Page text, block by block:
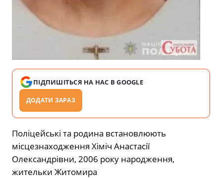
ПІДПИШІТЬСЯ НА НАС В GOOGLE
ДОДАТИ ЗАРАЗ
Поліцейські та родина встановлюють
місцезнаходження Хіміч Анастасії
Олександрівни, 2006 року народження,
жительки Житомира